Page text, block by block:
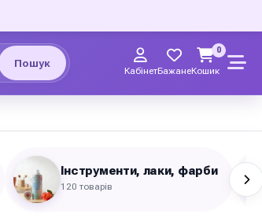
Пошук
КабінетБажанеКошик
0
Інструменти, лаки, фарби
120 товарів